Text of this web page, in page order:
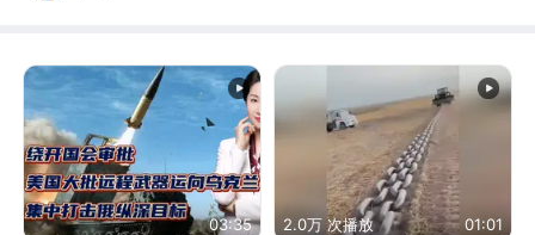
03:35 2.0万 次播放 01:01